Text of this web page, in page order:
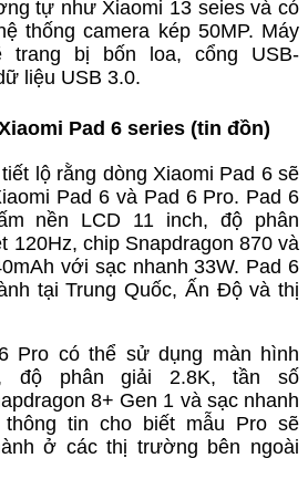
tự như Xiaomi 13 seies và có
thống camera kép 50MP. Máy
trang bị bốn loa, cổng USB-
liệu USB 3.0.
Pad 6 series (tin đồn)
lộ rằng dòng Xiaomi Pad 6sẽ
Pad 6 và Pad 6 Pro. Pad 6
nền LCD 11 inch, độ phân
120Hz, chip Snapdragon 870 và
với sạc nhanh 33W. Pad 6
tại Trung Quốc, Ấn Độ và thị
Pro có thể sử dụng màn hình
độ phân giải 2.8K, tần số
8+ Gen 1 và sạc nhanh
tin cho biết mẫu Pro sẽ
ở các thị trường bên ngoài